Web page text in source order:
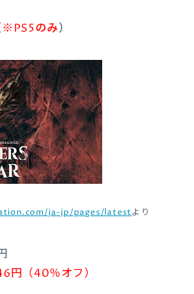
※PS5のみ）
ja-jp/pages/latestより
円（40％オフ）